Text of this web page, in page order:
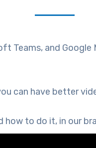
Teams, and
can have better
how to do it, in our